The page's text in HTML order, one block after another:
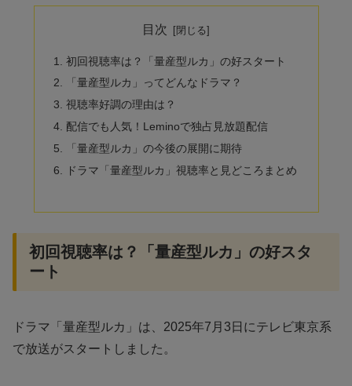
目次
初回視聴率は？「量産型ルカ」の好スタート
「量産型ルカ」ってどんなドラマ？
視聴率好調の理由は？
配信でも人気！Leminoで独占見放題配信
「量産型ルカ」の今後の展開に期待
ドラマ「量産型ルカ」視聴率と見どころまとめ
初回視聴率は？「量産型ルカ」の好スタ
ート
ドラマ「量産型ルカ」は、2025年7月3日にテレビ東京系
で放送がスタートしました。